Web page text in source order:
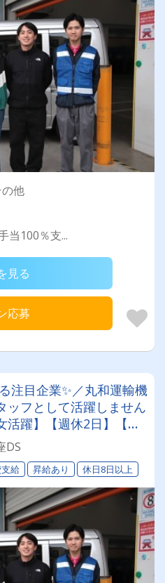
他
当100％支...
見る
応募
注目企業✨／丸和運輸機
ッフとして活躍しません
活躍】【週休2日】【待
収入をお約束《賞与年
均月収25万円》
DS
給 昇給あり 休日8日以上